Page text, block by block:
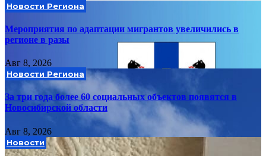
Новости Региона
Мероприятия по адаптации мигрантов увеличились в
регионе в разы
Авг 8, 2026
Новости Региона
За три года более 60 социальных объектов появятся в
Новосибирской области
Авг 8, 2026
Новости